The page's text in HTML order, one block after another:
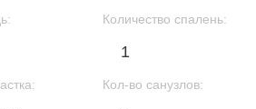
Количество спалень:
1
Кол-во санузлов: